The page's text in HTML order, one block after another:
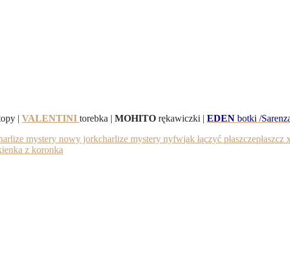
| VALENTINI torebka | MOHITO rękawiczki | EDEN botki /
mystery nowy jorkcharlize mystery nyfwjak łączyć płaszczepłaszcz
z koronką